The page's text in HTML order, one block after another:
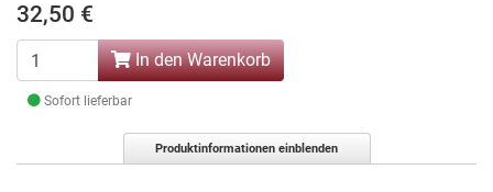
32,50 €
In den Warenkorb
Sofort lieferbar
Produktinformationen einblenden